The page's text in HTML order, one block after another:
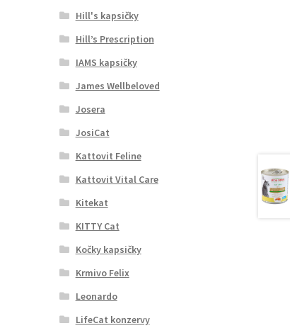
Hill's kapsičky
Hill’s Prescription
IAMS kapsičky
James Wellbeloved
Josera
JosiCat
Kattovit Feline
Kattovit Vital Care
Kitekat
KITTY Cat
Kočky kapsičky
Krmivo Felix
Leonardo
LifeCat konzervy